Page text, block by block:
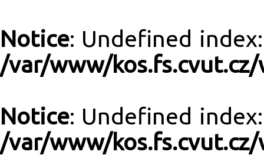
Notice: Undefined index:
/var/www/
Notice: Undefined index:
/var/www/